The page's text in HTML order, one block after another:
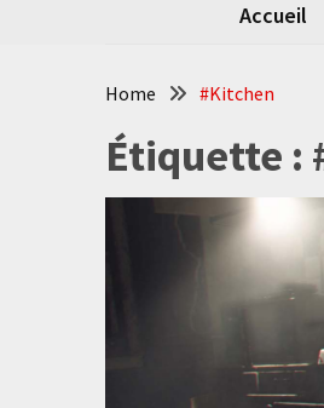
Accueil
Home #Kitchen
Étiquette :